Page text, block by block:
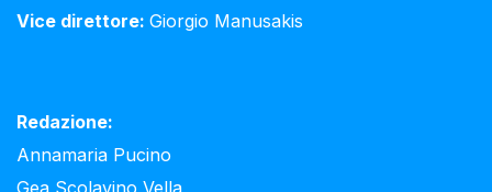
Vice direttore: Giorgio Manusakis
Redazione:
Annamaria Pucino